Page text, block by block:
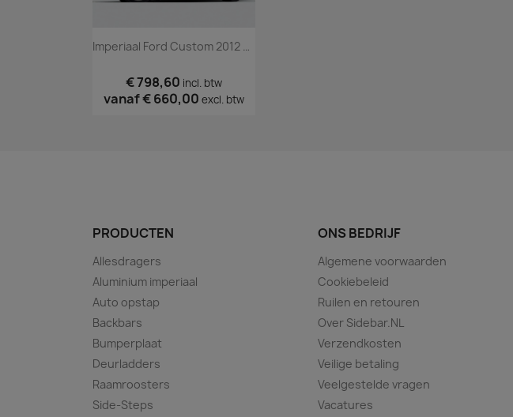
Imperiaal Ford Custom 2012 Tm 2023
€ 798,60 incl. btw
vanaf€ 660,00 excl. btw
PRODUCTEN
Allesdragers
Aluminium imperiaal
Auto opstap
Backbars
Bumperplaat
Deurladders
Raamroosters
Side-Steps
ONS BEDRIJF
Algemene voorwaarden
Cookiebeleid
Ruilen en retouren
Over Sidebar.NL
Verzendkosten
Veilige betaling
Veelgestelde vragen
Vacatures